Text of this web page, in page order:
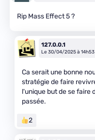
Rip Mass Effect 5 ?
127.0.0.1
Le 30/04/2025 à 14h53
Ca serait une bonne
stratégie de faire
l'unique but de se faire
passée.
2